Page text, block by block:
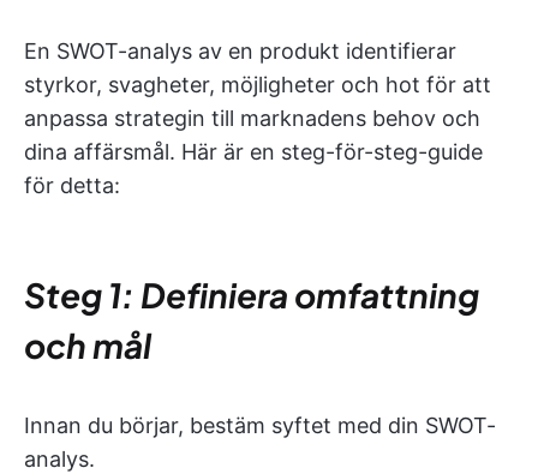
En SWOT-analys av en produkt identifierar
styrkor, svagheter, möjligheter och hot för att
anpassa strategin till marknadens behov och
dina affärsmål. Här är en steg-för-steg-guide
för detta:
Steg 1: Definiera omfattning
och mål
Innan du börjar, bestäm syftet med din SWOT-
analys.